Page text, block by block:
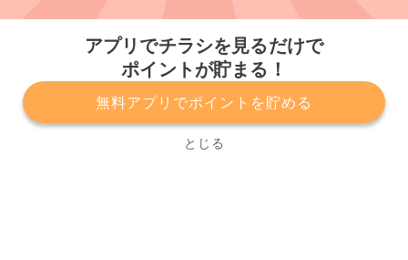
アプリでチラシを見るだけで
ポイントが貯まる！
無料アプリでポイントを貯める
とじる
プライバシーポリシー 利用規約
運営会社
サービスに関してのお問い合わせ